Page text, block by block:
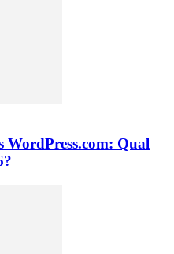
WordPress.com: Qual